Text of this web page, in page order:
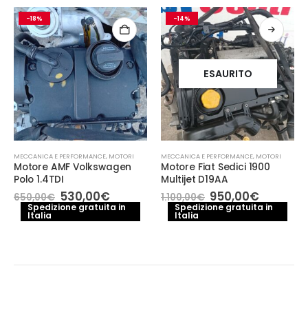
-18%
MECCANICA E PERFORMANCE, MOTORI
Motore AMF Volkswagen
Polo 1.4TDI
650,00€ Il
prezzo
originale
530,00€Il
prezzo
attuale
Spedizione gratuita in
Italia
-14%
ESAURITO
MECCANICA E PERFORMANCE, MOTORI
Motore Fiat Sedici 1900
Multijet D19AA
1.100,00€ Il
prezzo
originale
950,00€Il
prezzo
attuale
Spedizione gratuita in
Italia